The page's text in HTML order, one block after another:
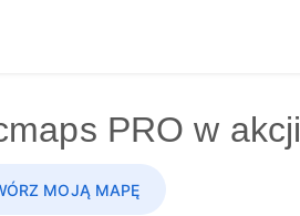
PRO w akcji
MOJĄ MAPĘ